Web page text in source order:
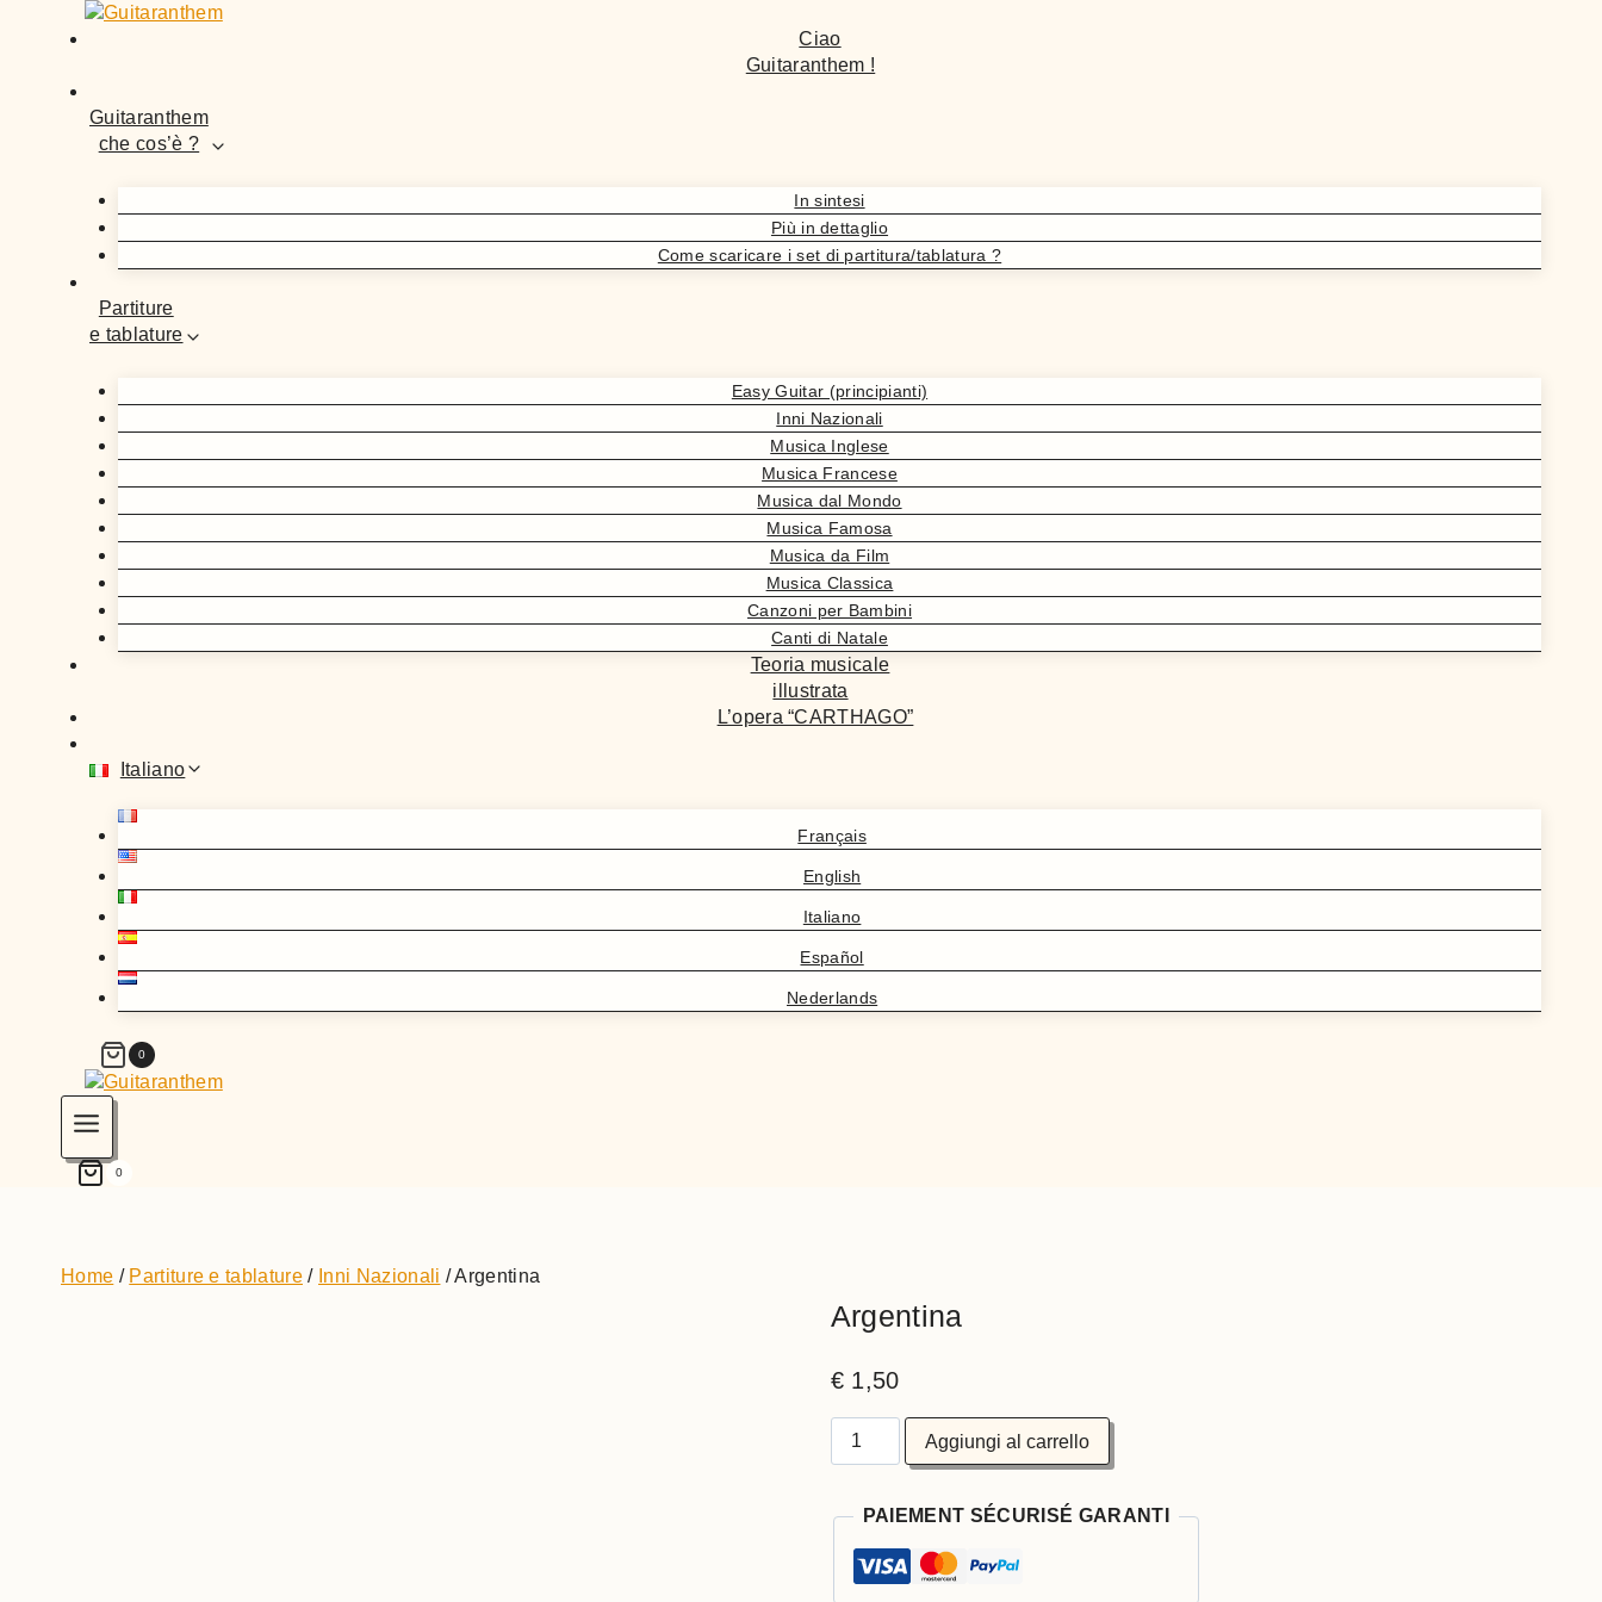
Ciao
Guitaranthem !
Guitaranthem
che cos’è ?
In sintesi
Più in dettaglio
Come scaricare i set di partitura/tablatura ?
Partiture
e tablature
Easy Guitar (principianti)
Inni Nazionali
Musica Inglese
Musica Francese
Musica dal Mondo
Musica Famosa
Musica da Film
Musica Classica
Canzoni per Bambini
Canti di Natale
Teoria musicale
illustrata
L’opera “CARTHAGO”
Italiano
Français
English
Italiano
Español
Nederlands
0
0
Home / Partiture e tablature / Inni Nazionali /Argentina
Argentina
€ 1,50
Aggiungi al carrello
PAIEMENT SÉCURISÉ GARANTI